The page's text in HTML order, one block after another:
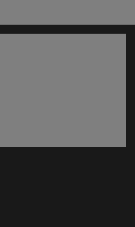
en nueva ventana)